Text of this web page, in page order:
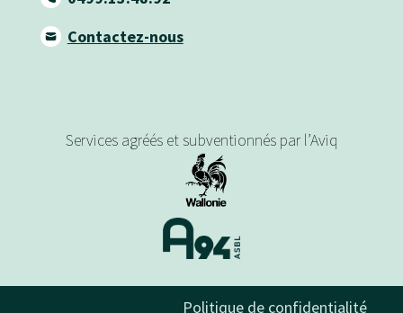
Contactez-nous
Services agréés et subventionnés par l’Aviq
Politique de confidentialité